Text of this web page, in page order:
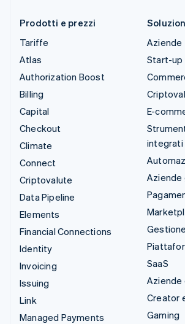
Prodotti e prezzi
Tariffe
Atlas
Authorization Boost
Billing
Capital
Checkout
Climate
Connect
Criptovalute
Data Pipeline
Elements
Financial Connections
Identity
Invoicing
Issuing
Link
Managed Payments
Aziende
Start-up
E-
integrati
Aziende
SaaS
Aziende
Creator
Gaming